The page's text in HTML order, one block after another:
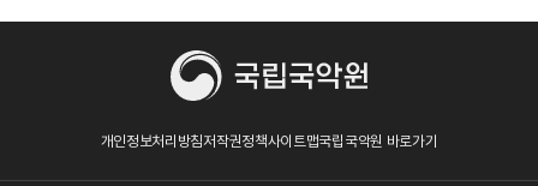
개인정보처리방침저작권정책사이트맵국립국악원 바로가기